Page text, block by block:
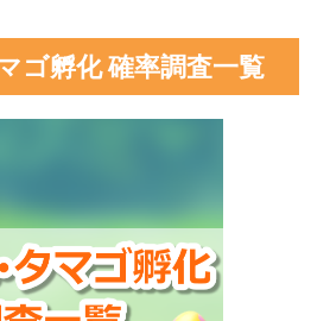
ゴ孵化 確率調査一覧